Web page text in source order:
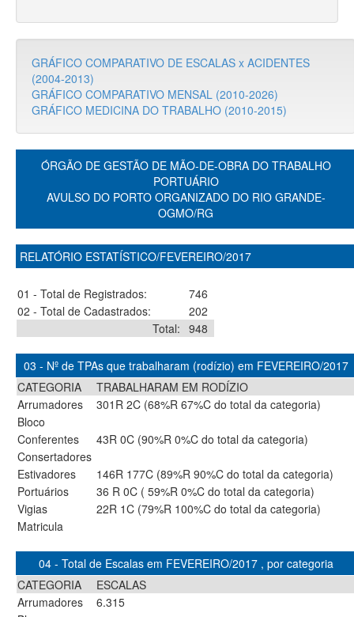
GRÁFICO COMPARATIVO DE ESCALAS x ACIDENTES
(2004-2013)
GRÁFICO COMPARATIVO MENSAL (2010-2026)
GRÁFICO MEDICINA DO TRABALHO (2010-2015)
ÓRGÃO DE GESTÃO DE MÃO-DE-OBRA DO TRABALHO
PORTUÁRIO
AVULSO DO PORTO ORGANIZADO DO RIO GRANDE-
OGMO/RG
RELATÓRIO ESTATÍSTICO/FEVEREIRO/2017
01 - Total de Registrados:
746
02 - Total de Cadastrados:
202
Total: 948
03 - Nº de TPAs que trabalharam (rodízio) em FEVEREIRO/2017
CATEGORIA
TRABALHARAM EM RODÍZIO
Arrumadores
301R 2C (68%R 67%C do total da categoria)
Bloco
Conferentes
43R 0C (90%R 0%C do total da categoria)
Consertadores
Estivadores
146R 177C (89%R 90%C do total da categoria)
Portuários
36 R 0C ( 59%R 0%C do total da categoria)
Vigias
22R 1C (79%R 100%C do total da categoria)
Matricula
04 - Total de Escalas em FEVEREIRO/2017 , por categoria
CATEGORIA
ESCALAS
Arrumadores
6.315